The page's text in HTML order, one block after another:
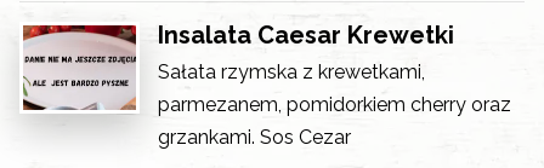
Insalata Caesar Krewetki
Sałata rzymska z krewetkami,
parmezanem, pomidorkiem cherry oraz
grzankami. Sos Cezar